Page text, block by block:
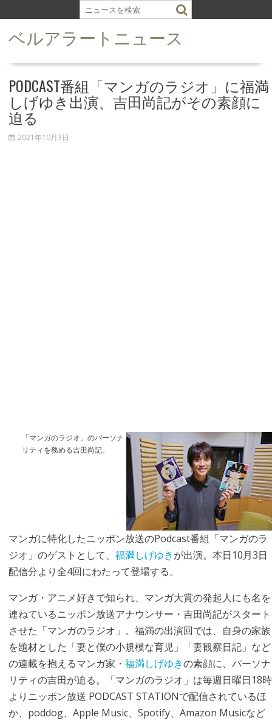
k
ベルアラートニュース
PODCAST番組「マンガのラジオ」に福満
しげゆき出演、吉田尚記がその素顔に
迫る
2021年10月3日
「マンガのラジオ」のパーソナ
リティを務める吉田尚記。
マンガに特化したニッポン放送のPodcast番組「マンガのラ
ジオ」のゲストとして、 福満しげゆきが出演。本日10月3日
配信分より全4回にわたって登場する。
マンガ・アニメ好きで知られ、マンガ大賞の発起人にも名を
連ねているニッポン放送アナウンサー・吉田尚記がスタート
させた「マンガのラジオ」。福満の出演回では、自身の家族
を題材とした「妻と僕の小規模な育児」「妻観察日記」など
の連載を抱えるマンガ家・ 福満しげゆきの素顔に、パーソナ
リティの吉田が迫る。「マンガのラジオ」は毎週日曜日18時
よりニッポン放送 PODCAST STATIONで配信されているほ
か、poddog、Apple Music、Spotify、Amazon Musicなど